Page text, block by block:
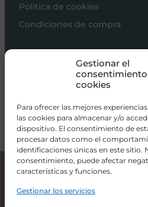
Gestionar el
consentimiento
cookies
Para ofrecer las mejores
las cookies para almacenar y/o
dispositivo. El consentimiento de
procesar datos como el
identificaciones únicas en este sitio.
consentimiento, puede afectar
características y funciones.
Gestionar los servicios
BOLSA XL ICON
97,00€
Política de cookies
Condiciones de compra
Sillas de paseo
Alimentación
Hogar
Viajar
info@donacoletas.com
+34 91 626 62 75